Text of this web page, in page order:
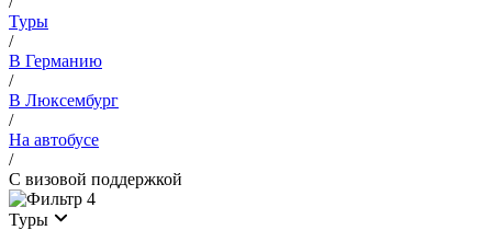
Туры
/
В Германию
/
В Люксембург
/
На автобусе
/
С визовой поддержкой
4
Туры